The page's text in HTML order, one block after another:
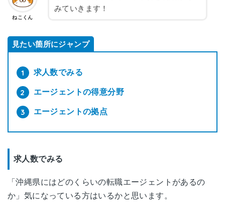
ねこくん
みていきます！
見たい箇所にジャンプ
求人数でみる
エージェントの得意分野
エージェントの拠点
求人数でみる
「沖縄県にはどのくらいの転職エージェントがあるの
か」気になっている方はいるかと思います。